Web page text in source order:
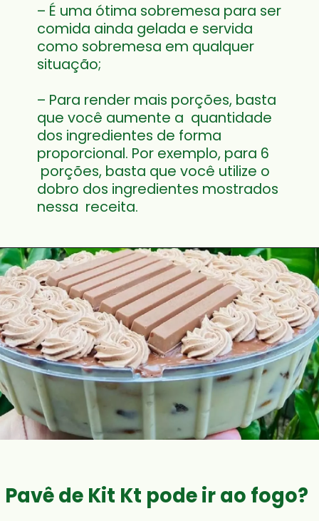
– É uma ótima sobremesa para ser
comida ainda gelada e servida
como sobremesa em qualquer
situação;
– Para render mais porções, basta
que você aumente a  quantidade
dos ingredientes de forma
proporcional. Por exemplo, para 6
porções, basta que você utilize o
dobro dos ingredientes mostrados
nessa  receita.
Pavê de Kit Kt pode ir ao fogo?